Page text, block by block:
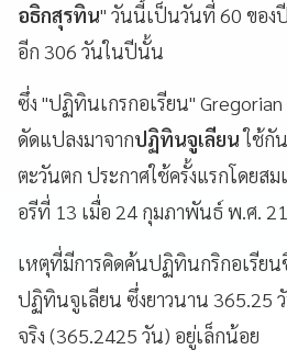
อธิกสุรทิน" วันนี้เป็นวันที่ 60 ของ
อีก 306 วันในปีนั้น
ซึ่ง "ปฏิทินเกรกอเรียน"
ดัดแปลงมาจากปฏิทินจูเลียนใช้กั
ตะวันตก ประกาศใช้ครั้งแรกโดยส
อรีที่ 13 เมื่อ 24 กุมภาพันธ์ พ.ศ.
เหตุที่มีการคิดค้นปฏิทินกริกอเรีย
ปฏิทินจูเลียน ซึ่งยาวนาน 365.25
จริง (365.2425 วัน) อยู่เล็กน้อย